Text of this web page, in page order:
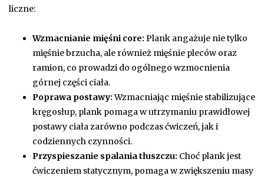
liczne:
Wzmacnianie mięśni core: Plank angażuje nie tylko
mięśnie brzucha, ale również mięśnie pleców oraz
ramion, co prowadzi do ogólnego wzmocnienia
górnej części ciała.
Poprawa postawy:Wzmacniając mięśnie stabilizujące
kręgosłup, plank pomaga w utrzymaniu prawidłowej
postawy ciała zarówno podczas ćwiczeń, jak i
codziennych czynności.
Przyspieszanie spalania tłuszczu: Choć plank jest
ćwiczeniem statycznym, pomaga w zwiększeniu masy